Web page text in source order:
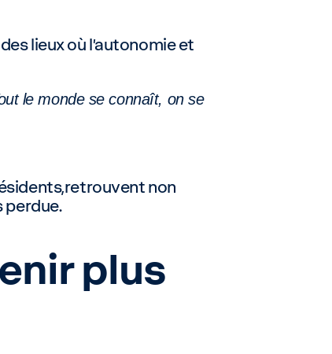
lieux où l’autonomie et
le monde se connaît, on se
non
perdue.
plus